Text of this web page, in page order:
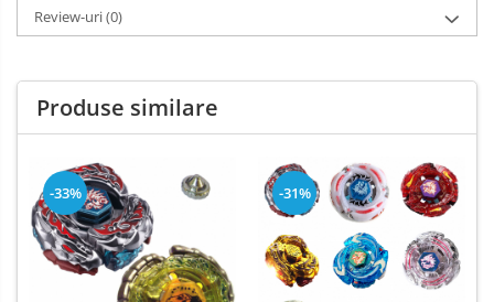
Review-uri(0)
Produse similare
-33% -31%